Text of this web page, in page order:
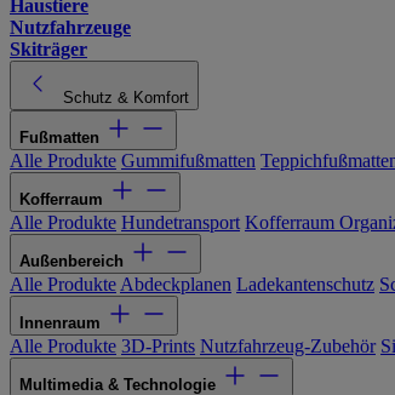
Haustiere
Nutzfahrzeuge
Skiträger
Schutz & Komfort
Fußmatten
Alle Produkte Gummifußmatten
Kofferraum
Alle Produkte Hundetransport Kofferraum
Außenbereich
Alle Produkte Abdeckplanen Ladekantenschutz
Innenraum
Alle Produkte 3D-Prints Nutzfahrzeug-Zubehör
Multimedia & Technologie